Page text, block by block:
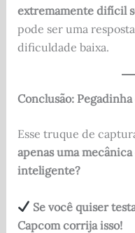
extremamente difícil
pode ser uma
dificuldade baixa.
Conclusão:
Esse truque de
apenas uma
inteligente?
Se você quiser
Capcom corrija isso!